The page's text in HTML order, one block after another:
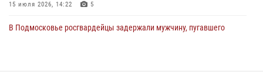
15 июля 2026, 14:22 5
В Подмосковье росгвардейцы задержали мужчину, пугавшего